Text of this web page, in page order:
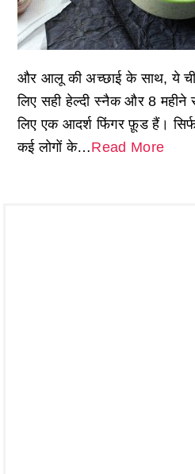
और आलू की अच्छाई के साथ, ये
लिए सही हेल्दी स्नैक और 8
लिए एक आदर्श फिंगर फ़ूड हैं।
कई लोगों के…Read More